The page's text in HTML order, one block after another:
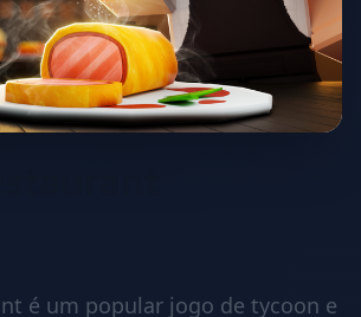
é um popular jogo de tycoon e